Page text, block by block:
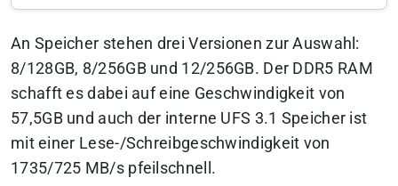
An Speicher stehen drei Versionen zur Auswahl:
8/128GB, 8/256GB und 12/256GB. Der DDR5 RAM
schafft es dabei auf eine Geschwindigkeit von
57,5GB und auch der interne UFS 3.1 Speicher ist
mit einer Lese-/Schreibgeschwindigkeit von
1735/725 MB/s pfeilschnell.